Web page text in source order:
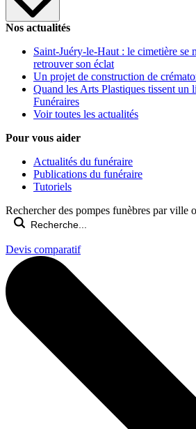
Nos actualités
Saint-Juéry-le-Haut : le cimetière se
retrouver son éclat
Un projet de construction de
Quand les Arts Plastiques tissent un
Funéraires
Voir toutes les actualités
Pour vous aider
Actualités du funéraire
Publications du funéraire
Tutoriels
Rechercher des pompes funèbres par ville
Devis comparatif